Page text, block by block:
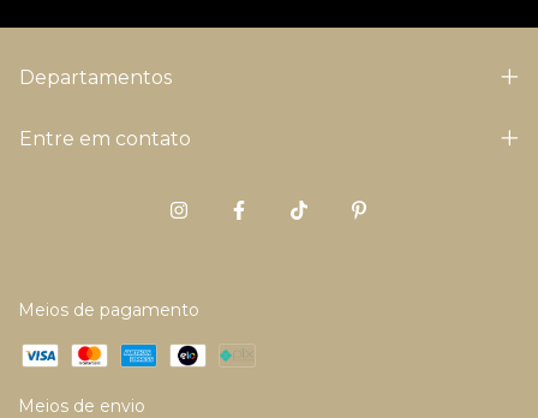
Departamentos
Entre em contato
Meios de pagamento
Meios de envio